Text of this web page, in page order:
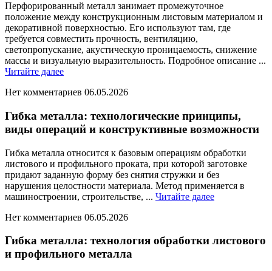
Перфорированный металл занимает промежуточное
положение между конструкционным листовым материалом и
декоративной поверхностью. Его используют там, где
требуется совместить прочность, вентиляцию,
светопропускание, акустическую проницаемость, снижение
массы и визуальную выразительность. Подробное описание ...
Читайте далееЧитайте
Нет комментариев 06.05.2026
Гибка металла: технологические принципы,
виды операций и конструктивные возможности
Гибка металла относится к базовым операциям обработки
листового и профильного проката, при которой заготовке
придают заданную форму без снятия стружки и без
нарушения целостности материала. Метод применяется в
машиностроении, строительстве, ... Читайте далееЧитайте
Нет комментариев 06.05.2026
Гибка металла: технология обработки листового
и профильного металла